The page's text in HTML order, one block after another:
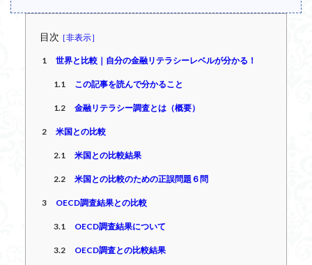
目次
1 世界と比較｜自分の金融リテラシーレベルが分かる！
1.1 この記事を読んで分かること
1.2 金融リテラシー調査とは（概要）
2 米国との比較
2.1 米国との比較結果
2.2 米国との比較のための正誤問題６問
3 OECD調査結果との比較
3.1 OECD調査結果について
3.2 OECD調査との比較結果